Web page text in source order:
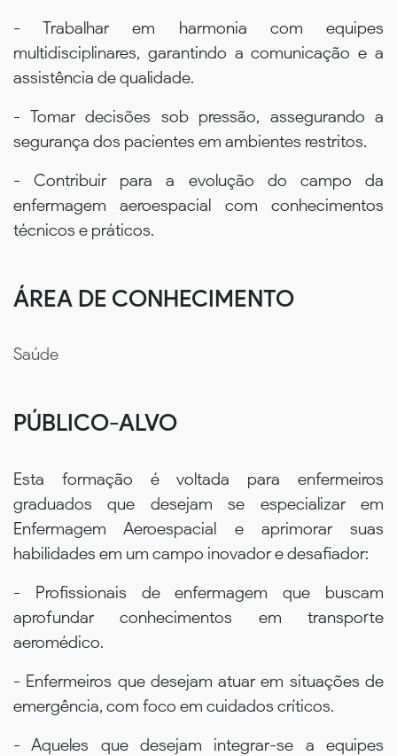
- Trabalhar em harmonia com equipes
multidisciplinares, garantindo a comunicação e a
assistência de qualidade.
- Tomar decisões sob pressão, assegurando a
segurança dos pacientes em ambientes restritos.
- Contribuir para a evolução do campo da
enfermagem aeroespacial com conhecimentos
técnicos e práticos.
ÁREA DE CONHECIMENTO
Saúde
PÚBLICO-ALVO
Esta formação é voltada para enfermeiros
graduados que desejam se especializar em
Enfermagem Aeroespacial e aprimorar suas
habilidades em um campo inovador e desafiador:
- Profissionais de enfermagem que buscam
aprofundar conhecimentos em transporte
aeromédico.
- Enfermeiros que desejam atuar em situações de
emergência, com foco em cuidados críticos.
- Aqueles que desejam integrar-se a equipes